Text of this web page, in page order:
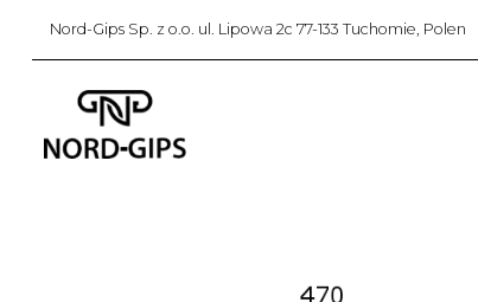
Nord-Gips Sp. z o.o. ul. Lipowa 2c 77-133 Tuchomie, Polen